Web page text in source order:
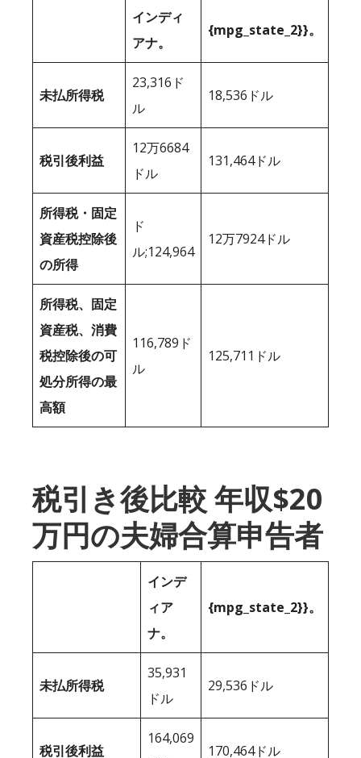
インディ
アナ。
{mpg_state_2}}。
未払所得税
23,316ド
ル
18,536ドル
税引後利益
12万6684
ドル
131,464ドル
所得税・固定
資産税控除後
の所得
ド
ル;124,964
12万7924ドル
所得税、固定
資産税、消費
税控除後の可
処分所得の最
高額
116,789ド
ル
125,711ドル
税引き後比較 年収$20
万円の夫婦合算申告者
インデ
ィア
ナ。
{mpg_state_2}}。
未払所得税
35,931
ドル
29,536ドル
税引後利益
164,069
170,464ドル